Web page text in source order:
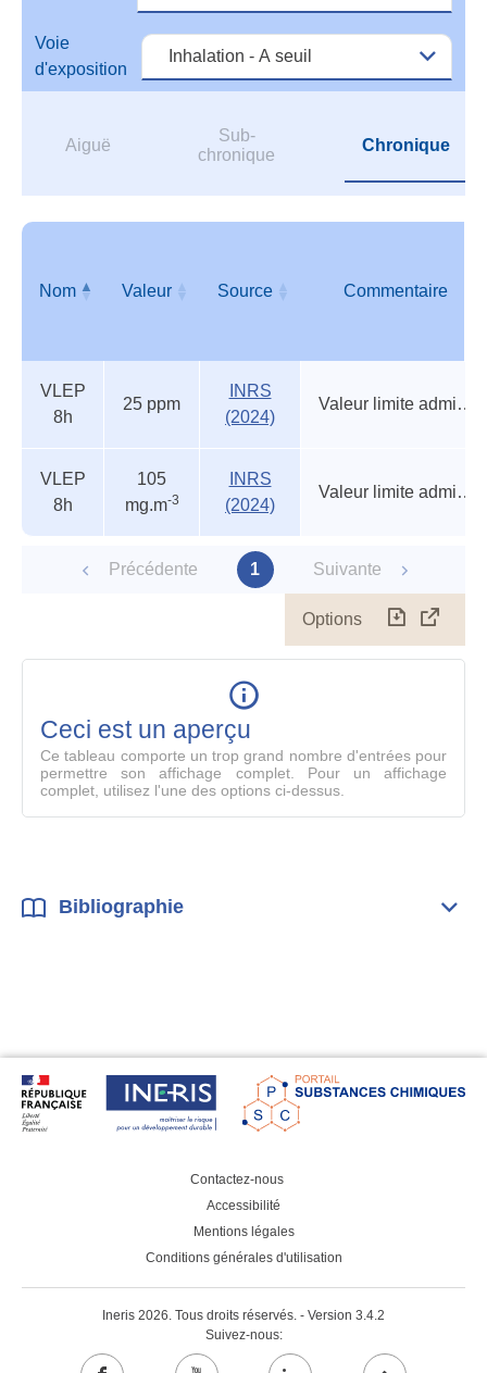
Voie
d'exposition
Aiguë
Sub-
chronique
Chronique
réglementaires
Nom Valeur Source Commentaire
VLEP
8h
25 ppm
INRS
(2024)
Valeur limite admise (circulaire)
VLEP
8h
105
mg.m-3
INRS
(2024)
Valeur limite admise (circulaire)
Précédente 1 Suivante
Options
le
Ceci est un aperçu
Ce tableau comporte un trop grand nombre d'entrées pour
permettre son affichage complet. Pour un affichage
complet, utilisez l'une des options ci-dessus.
Bibliographie
Contactez-nous
Accessibilité
Mentions légales
Conditions générales d'utilisation
Ineris 2026. Tous droits réservés. - Version 3.4.2
Suivez-nous: